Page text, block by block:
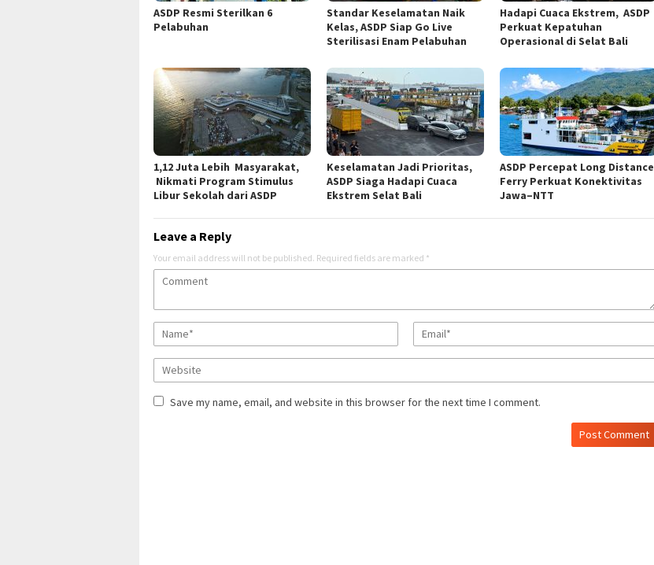
ASDP Resmi Sterilkan 6
Pelabuhan
Standar Keselamatan Naik
Kelas, ASDP Siap Go Live
Sterilisasi Enam Pelabuhan
Hadapi Cuaca Ekstrem, ASDP
Perkuat Kepatuhan
Operasional di Selat Bali
1,12 Juta Lebih Masyarakat,
Nikmati Program Stimulus
Libur Sekolah dari ASDP
Keselamatan Jadi Prioritas,
ASDP Siaga Hadapi Cuaca
Ekstrem Selat Bali
ASDP Percepat Long Distance
Ferry Perkuat Konektivitas
Jawa–NTT
Leave a Reply
Your email address will not be published. Required fields are marked *
Save my name, email, and website in this browser for the next time I comment.